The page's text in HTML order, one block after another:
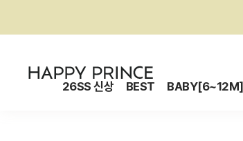
26SS 신상 BEST BABY[6~12M]